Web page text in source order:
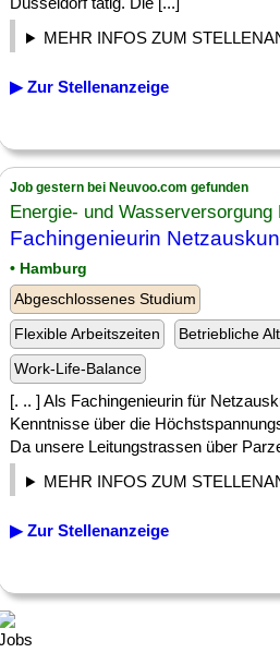
MEHR INFOS ZUM
▶ Zur Stellenanzeige
Job gestern bei Neuvoo.com gefunden
Energie- und
Fachingenieurin
• Hamburg
Abgeschlossenes Studium
Flexible Arbeitszeiten
Betriebliche
Work-Life-Balance
[. .. ] Als Fachingenieurin für
Kenntnisse über die
Da unsere Leitungstrassen über
MEHR INFOS ZUM
▶ Zur Stellenanzeige